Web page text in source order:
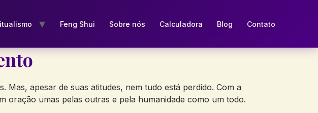
Feng Shui Sobre nós Calculadora Blog Contato
apesar de suas atitudes, nem tudo está perdido. Com a
oração umas pelas outras e pela humanidade como um todo.